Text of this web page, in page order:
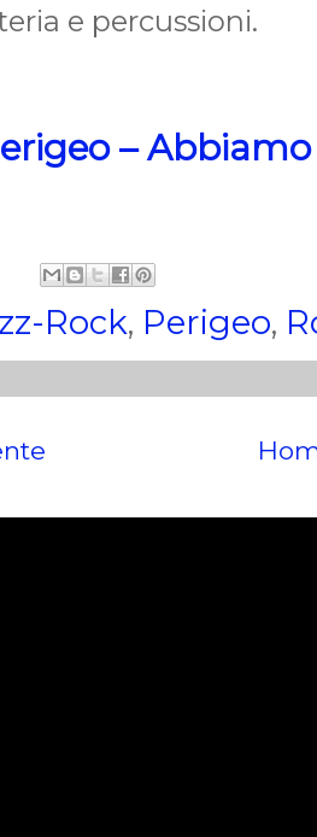
e percussioni.
–
Rock, Perigeo,